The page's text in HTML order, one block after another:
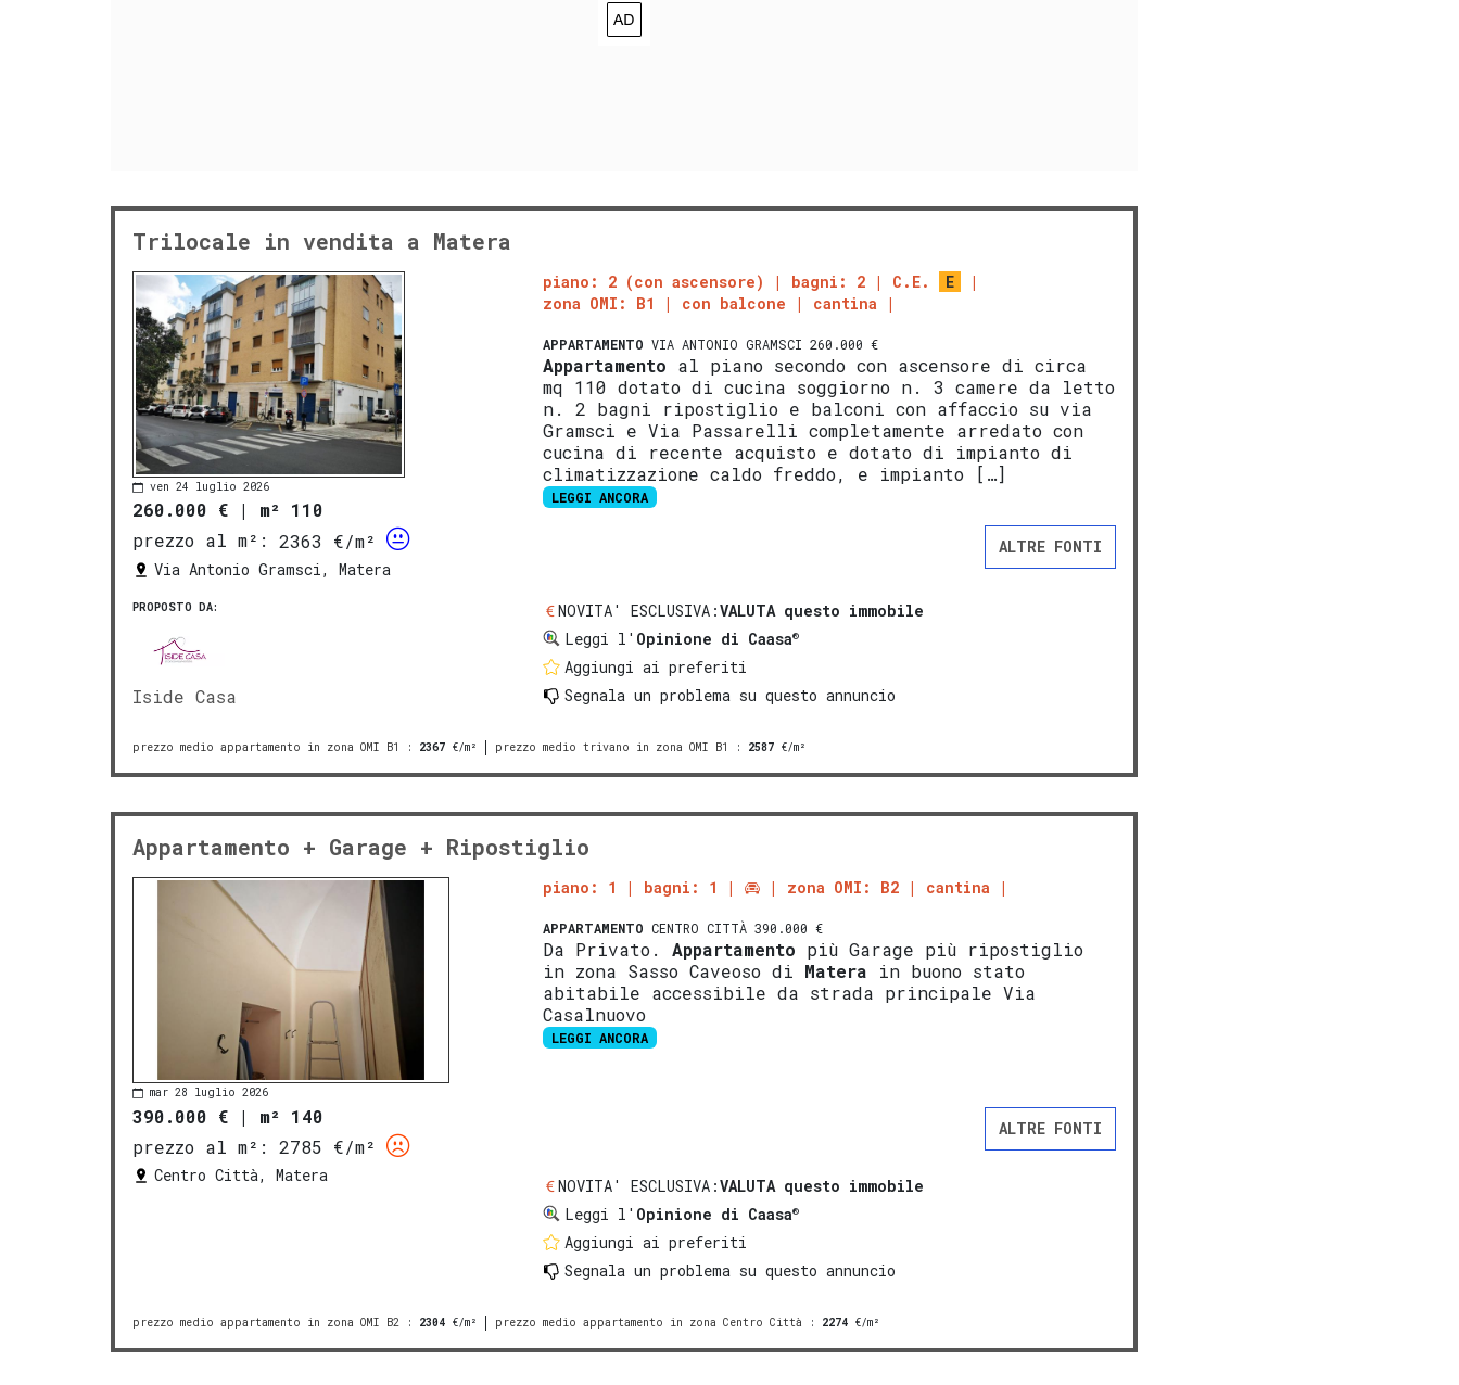
Trilocale in vendita a Matera
ven 24 luglio 2026
260.000 € | m² 110
prezzo al m²:
2363 €/m²
Via Antonio Gramsci, Matera
PROPOSTO DA:
Iside Casa
piano: 2 (con ascensore) bagni: 2 C.E.
E
zona OMI: B1
con balcone cantina
APPARTAMENTO VIA ANTONIO GRAMSCI 260.000 €
Appartamento al piano secondo con ascensore di circa
mq 110 dotato di cucina soggiorno n. 3 camere da letto
n. 2 bagni ripostiglio e balconi con affaccio su via
Gramsci e Via Passarelli completamente arredato con
cucina di recente acquisto e dotato di impianto di
climatizzazione caldo freddo, e impianto […]
LEGGI ANCORA
ALTRE FONTI
NOVITA' ESCLUSIVA:VALUTA questo immobile
Leggi l' Opinione di Caasa®
Aggiungi ai preferiti
Segnala un problema su questo annuncio
prezzo medio appartamento in zona OMI B1 : 2367 €/m² prezzo medio trivano in zona OMI B1 : 2587 €/m²
Appartamento + Garage + Ripostiglio
mar 28 luglio 2026
390.000 € | m² 140
prezzo al m²:
2785 €/m²
Centro Città, Matera
piano: 1 bagni: 1 zona OMI: B2 cantina
APPARTAMENTO CENTRO CITTÀ 390.000 €
Da Privato.Appartamento più Garage più ripostiglio
in zona Sasso Caveoso di Matera in buono stato
abitabile accessibile da strada principale Via
Casalnuovo
LEGGI ANCORA
ALTRE FONTI
NOVITA' ESCLUSIVA:VALUTA questo immobile
Leggi l' Opinione di Caasa®
Aggiungi ai preferiti
Segnala un problema su questo annuncio
prezzo medio appartamento in zona OMI B2 : 2304 €/m² prezzo medio appartamento in zona Centro Città : 2274 €/m²